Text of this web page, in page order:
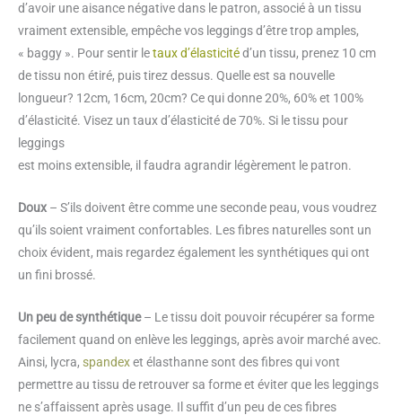
d’avoir une aisance négative dans le patron, associé à un tissu
vraiment extensible, empêche vos leggings d’être trop amples,
« baggy ». Pour sentir letaux d’élasticitéd’un tissu, prenez 10 cm
de tissu non étiré, puis tirez dessus. Quelle est sa nouvelle
longueur? 12cm, 16cm, 20cm? Ce qui donne 20%, 60% et 100%
d’élasticité. Visez un taux d’élasticité de 70%. Si le tissu pour
leggings
est moins extensible, il faudra agrandir légèrement le patron.
Doux – S’ils doivent être comme une seconde peau, vous voudrez
qu’ils soient vraiment confortables. Les fibres naturelles sont un
choix évident, mais regardez également les synthétiques qui ont
un fini brossé.
Un peu de synthétique– Le tissu doit pouvoir récupérer sa forme
facilement quand on enlève les leggings, après avoir marché avec.
Ainsi, lycra, spandexet élasthanne sont des fibres qui vont
permettre au tissu de retrouver sa forme et éviter que les leggings
ne s’affaissent après usage. Il suffit d’un peu de ces fibres